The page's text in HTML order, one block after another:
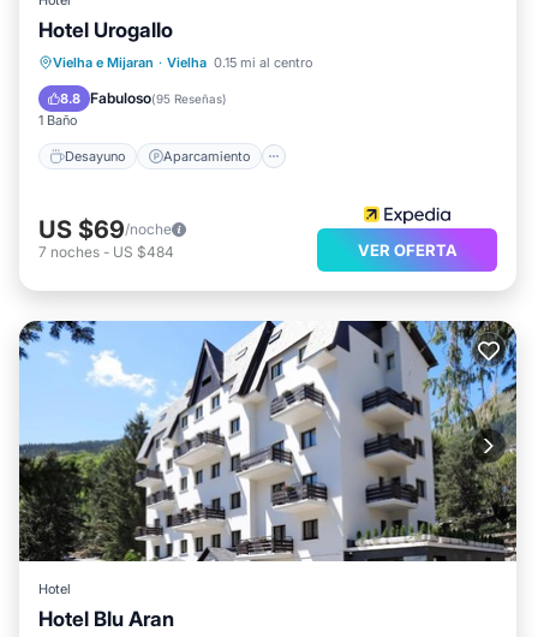
Hotel Urogallo
Vielha e Mijaran · Vielha 0.15 mi al centro
8.8 Fabuloso(95 Reseñas)
1 Baño
Desayuno Aparcamiento
Desayuno Aparcamiento
Internet
US $69/noche
7 noches - US $484 VER OFERTA
Hotel
Hotel Blu Aran